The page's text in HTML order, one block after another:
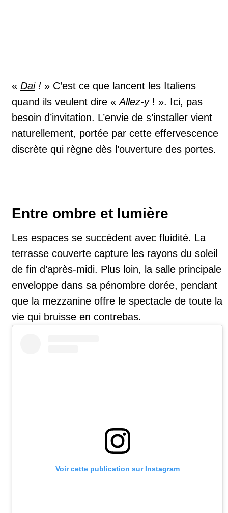
« Dai! » C’est ce que lancent les Italiens
quand ils veulent dire «Allez-y! ». Ici, pas
besoin d’invitation. L’envie de s’installer vient
naturellement, portée par cette effervescence
discrète qui règne dès l’ouverture des portes.
Entre ombre et lumière
Les espaces se succèdent avec fluidité. La
terrasse couverte capture les rayons du soleil
de fin d’après-midi. Plus loin, la salle principale
enveloppe dans sa pénombre dorée, pendant
que la mezzanine offre le spectacle de toute la
vie qui bruisse en contrebas.
Voir cette publication sur Instagram